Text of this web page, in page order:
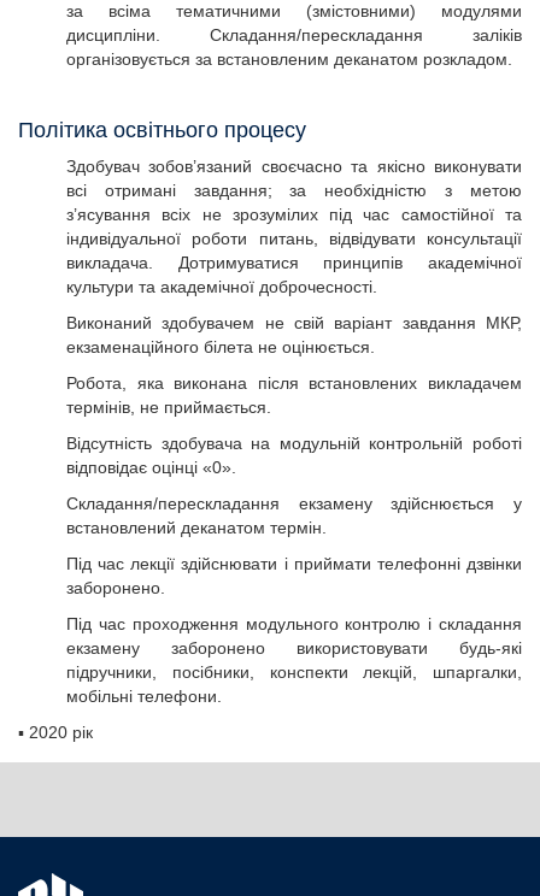
за всіма тематичними (змістовними) модулями
дисципліни. Складання/перескладання заліків
організовується за встановленим деканатом розкладом.
Політика освітнього процесу
Здобувач зобов’язаний своєчасно та якісно виконувати
всі отримані завдання; за необхідністю з метою
з’ясування всіх не зрозумілих під час самостійної та
індивідуальної роботи питань, відвідувати консультації
викладача. Дотримуватися принципів академічної
культури та академічної доброчесності.
Виконаний здобувачем не свій варіант завдання МКР,
екзаменаційного білета не оцінюється.
Робота, яка виконана після встановлених викладачем
термінів, не приймається.
Відсутність здобувача на модульній контрольній роботі
відповідає оцінці «0».
Складання/перескладання екзамену здійснюється у
встановлений деканатом термін.
Під час лекції здійснювати і приймати телефонні дзвінки
заборонено.
Під час проходження модульного контролю і складання
екзамену заборонено використовувати будь-які
підручники, посібники, конспекти лекцій, шпаргалки,
мобільні телефони.
▪ 2020 рік